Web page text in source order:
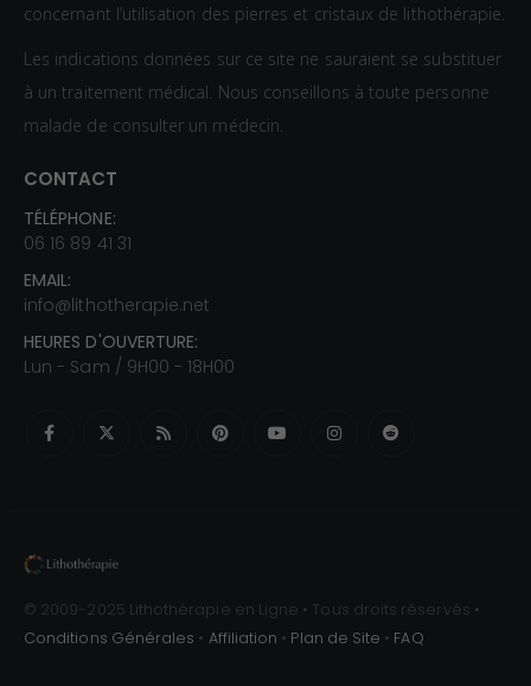
concernant l’utilisation des pierres et cristaux de lithothérapie.
Les indications données sur ce site ne sauraient se substituer
à un traitement médical. Nous conseillons à toute personne
malade de consulter un médecin.
CONTACT
TÉLÉPHONE:
06 16 89 41 31
EMAIL:
info@lithotherapie.net
HEURES D'OUVERTURE:
Lun - Sam / 9H00 - 18H00
© 2009-2025 Lithothérapie en Ligne • Tous droits réservés •
Conditions Générales • Affiliation • Plan de Site • FAQ